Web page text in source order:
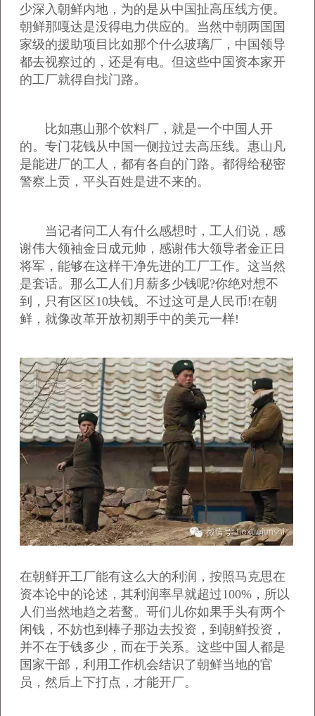
少深入朝鲜内地，为的是从中国扯高压线方便。
朝鲜那嘎达是没得电力供应的。当然中朝两国国
家级的援助项目比如那个什么玻璃厂，中国领导
都去视察过的，还是有电。但这些中国资本家开
的工厂就得自找门路。
比如惠山那个饮料厂，就是一个中国人开
的。专门花钱从中国一侧拉过去高压线。惠山凡
是能进厂的工人，都有各自的门路。都得给秘密
警察上贡，平头百姓是进不来的。
当记者问工人有什么感想时，工人们说，感
谢伟大领袖金日成元帅，感谢伟大领导者金正日
将军，能够在这样干净先进的工厂工作。这当然
是套话。那么工人们月薪多少钱呢?你绝对想不
到，只有区区10块钱。不过这可是人民币!在朝
鲜，就像改革开放初期手中的美元一样!
在朝鲜开工厂能有这么大的利润，按照马克思在
资本论中的论述，其利润率早就超过100%，所以
人们当然地趋之若鹜。哥们儿你如果手头有两个
闲钱，不妨也到棒子那边去投资，到朝鲜投资，
并不在于钱多少，而在于关系。这些中国人都是
国家干部，利用工作机会结识了朝鲜当地的官
员，然后上下打点，才能开厂。